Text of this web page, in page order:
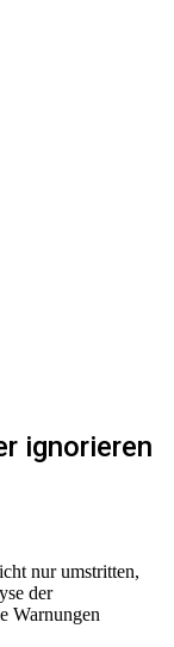
ignorieren
nur umstritten,
der
Warnungen